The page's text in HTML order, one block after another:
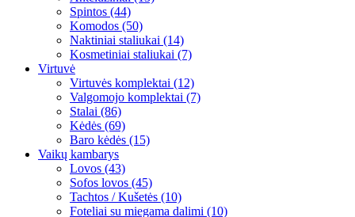
Spintos (44)
Komodos (50)
Naktiniai staliukai (14)
Kosmetiniai staliukai (7)
Virtuvė
Virtuvės komplektai (12)
Valgomojo komplektai (7)
Stalai (86)
Kėdės (69)
Baro kėdės (15)
Vaikų kambarys
Lovos (43)
Sofos lovos (45)
Tachtos / Kušetės (10)
Foteliai su miegama dalimi (10)